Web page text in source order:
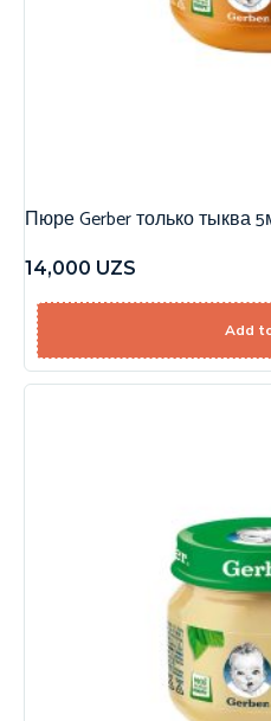
Пюре Gerber только тыква
14,000 UZS
Add